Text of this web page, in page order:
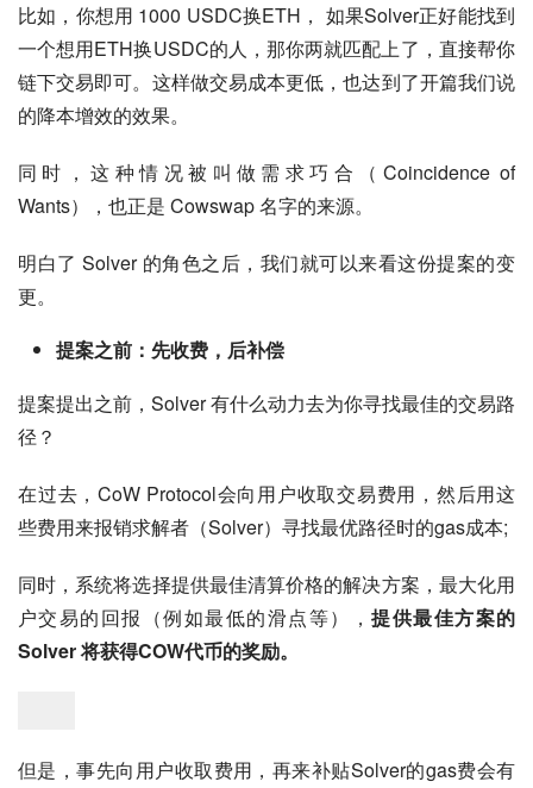
比如，你想用 1000 USDC换ETH， 如果Solver正好能找到
一个想用ETH换USDC的人，那你两就匹配上了，直接帮你
链下交易即可。这样做交易成本更低，也达到了开篇我们说
的降本增效的效果。
同时，这种情况被叫做需求巧合（Coincidence of
Wants），也正是 Cowswap 名字的来源。
明白了 Solver 的角色之后，我们就可以来看这份提案的变
更。
提案之前：先收费，后补偿
提案提出之前，Solver 有什么动力去为你寻找最佳的交易路
径？
在过去，CoW Protocol会向用户收取交易费用，然后用这
些费用来报销求解者（Solver）寻找最优路径时的gas成本;
同时，系统将选择提供最佳清算价格的解决方案，最大化用
户交易的回报（例如最低的滑点等），提供最佳方案的
Solver 将获得COW代币的奖励。
但是，事先向用户收取费用，再来补贴Solver的gas费会有